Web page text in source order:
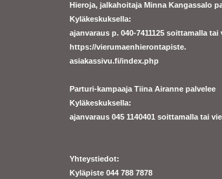
Hieroja, jalkahoitaja Minna Kangassalo
Kyläkeskuksella:
ajanvaraus p. 040-7411125 soittamalla tai
https://vierumaenhierontapiste.
asiakassivu.fi/index.php
Parturi-kampaaja Tiina Airanne palvelee
Kyläkeskuksella:
ajanvaraus 045 1140401 soittamalla tai
Yhteystiedot:
Kyläpiste 044 788 7878